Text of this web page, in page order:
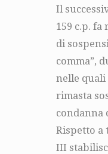
Il
159 c.p.
di
comma”,
nelle quali
rimasta
condanna
Rispetto a
III